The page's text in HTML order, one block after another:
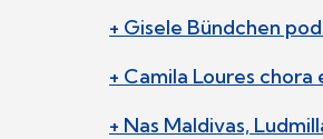
+ Gisele Bündchen
+ Camila Loures
+ Nas Maldivas,